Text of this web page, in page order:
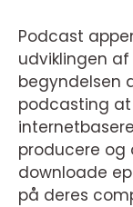
Podcast
udviklingen
begyndelsen
podcasting
producere og
downloade
på deres